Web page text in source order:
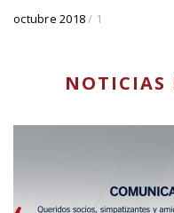
octubre 2018/ 1
NOTICIAS